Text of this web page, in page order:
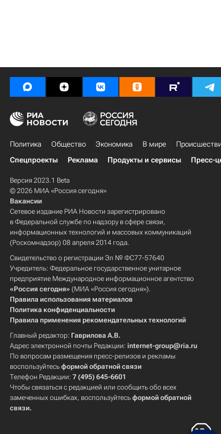
Политика Общество Экономика В мире
Спецпроекты
Реклама Продукты и сервисы Пресс-
Версия 2023.1 Beta
© 2026 МИА «Россия сегодня»
Вакансии
Сетевое издание РИА Новости зарегистрировано
в Федеральной службе по надзору в сфере связи,
информационных технологий и массовых коммуникаций
(Роскомнадзор) 08 апреля 2014 года.
Свидетельство о регистрации Эл № ФС77-57640
Учредитель: Федеральное государственное унитарное
предприятие Международное информационное агентство
«Россия сегодня» (МИА «Россия сегодня»).
Правила использования материалов
Политика конфиденциальности
Правила применения рекомендательных технологий
Главный редактор: Гаврилова А.В.
Адрес электронной почты Редакции: internet-group@ria.ru
По вопросам размещения пресс-релизов и рекламы
воспользуйтесьформой обратной связи
Телефон Редакции: 7 (495) 645-6601
Чтобы связаться с редакцией или сообщить обо всех
замеченных ошибках, воспользуйтесьформой обратной
связи.